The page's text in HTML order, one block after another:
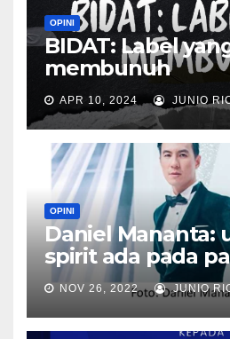
OPINI
BIDAT: Label
membunuh
APR 10, 2024 JUNIO
OPINI
Daniel Mananta:
spirit ada pada
NOV 26, 2022 JUNIO